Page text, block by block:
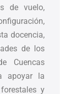
de vuelo,
docencia,
de los
Cuencas
apoyar la
y